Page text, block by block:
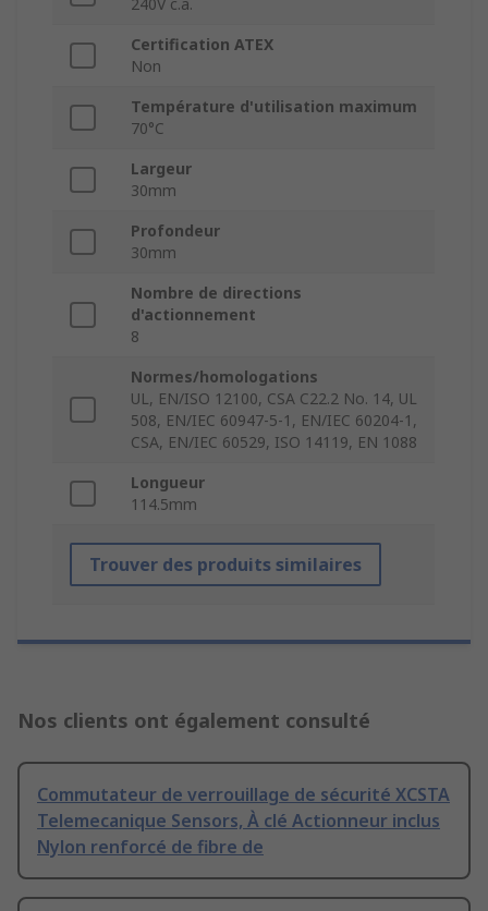
240V c.a.
Certification ATEX
Non
Température d'utilisation maximum
70°C
Largeur
30mm
Profondeur
30mm
Nombre de directions
d'actionnement
8
Normes/homologations
UL, EN/ISO 12100, CSA C22.2 No. 14, UL
508, EN/IEC 60947-5-1, EN/IEC 60204-1,
CSA, EN/IEC 60529, ISO 14119, EN 1088
Longueur
114.5mm
Trouver des produits similaires
Nos clients ont également consulté
Commutateur de verrouillage de sécurité XCSTA
Telemecanique Sensors, À clé Actionneur inclus
Nylon renforcé de fibre de